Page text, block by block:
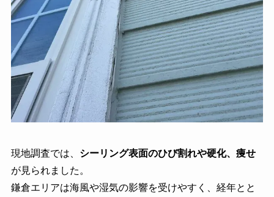
現地調査では、 シーリング表面のひび割れや硬化、痩せ
が見られました。
鎌倉エリアは海風や湿気の影響を受けやすく、経年とと